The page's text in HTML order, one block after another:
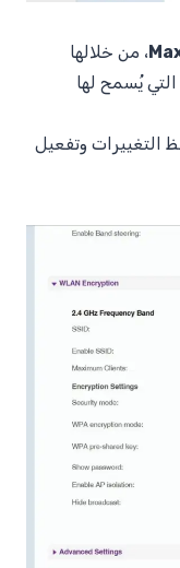
، من خلالها
يُسمح لها
التغييرات وتفعيل